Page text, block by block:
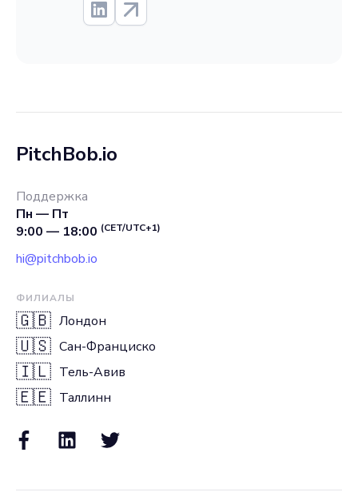
PitchBob.io
Поддержка
Пн — Пт
9:00 — 18:00 (CET/UTC+1)
hi@pitchbob.io
ФИЛИАЛЫ
🇬🇧 Лондон
🇺🇸 Сан-Франциско
🇮🇱 Тель-Авив
🇪🇪 Таллинн